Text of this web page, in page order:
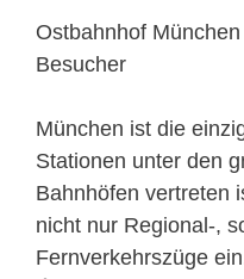
Ostbahnhof
Besucher
München ist die
Stationen unter den
Bahnhöfen vertreten
nicht nur Regional-,
Fernverkehrszüge